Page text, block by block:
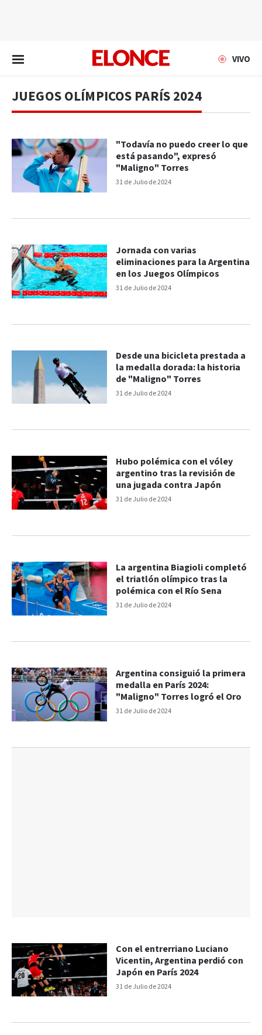
VIVO
JUEGOS OLÍMPICOS PARÍS 2024
31 de Julio de 2024
"Todavía no puedo creer lo que
está pasando", expresó
"Maligno" Torres
31 de Julio de 2024
Jornada con varias
eliminaciones para la Argentina
en los Juegos Olímpicos
31 de Julio de 2024
Desde una bicicleta prestada a
la medalla dorada: la historia
de "Maligno" Torres
31 de Julio de 2024
Hubo polémica con el vóley
argentino tras la revisión de
una jugada contra Japón
31 de Julio de 2024
La argentina Biagioli completó
el triatlón olímpico tras la
polémica con el Río Sena
31 de Julio de 2024
Argentina consiguió la primera
medalla en París 2024:
"Maligno" Torres logró el Oro
31 de Julio de 2024
Con el entrerriano Luciano
Vicentin, Argentina perdió con
Japón en París 2024